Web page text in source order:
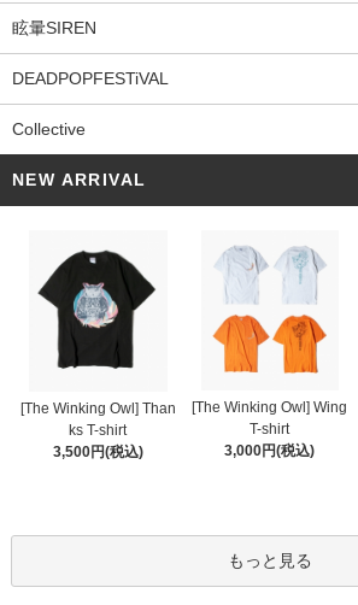
眩暈SIREN
DEADPOPFESTiVAL
Collective
NEW ARRIVAL
[The Winking Owl] Than
ks T-shirt
3,500円(税込)
[The Winking Owl] Wing
T-shirt
3,000円(税込)
もっと見る